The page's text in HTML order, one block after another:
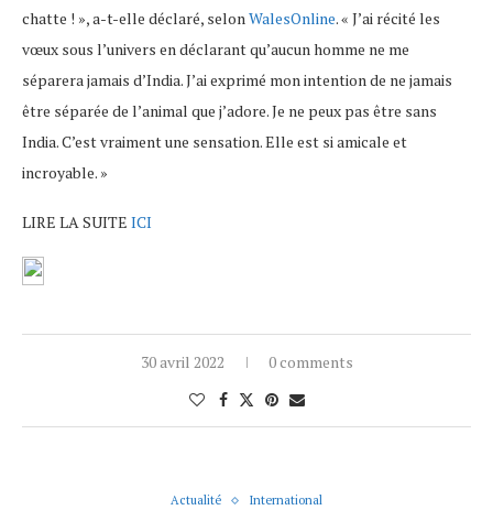
chatte ! », a-t-elle déclaré, selonWalesOnline. « J’ai récité les
vœux sous l’univers en déclarant qu’aucun homme ne me
séparera jamais d’India. J’ai exprimé mon intention de ne jamais
être séparée de l’animal que j’adore. Je ne peux pas être sans
India. C’est vraiment une sensation. Elle est si amicale et
incroyable. »
LIRE LA SUITE ICI
30 avril 2022 0 comments
Actualité International